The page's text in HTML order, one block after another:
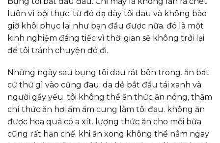
luôn vì bội thực. từ đó dạ dày tôi dau và không bào
giờ khôi phục lại như bạn đầu được nữa. đó là một
kinh nghiệm đáng tiếc vì thời gian sẽ không trởi lại
để tôi tránh chuyện đó đi.
Những ngày sau bụng tôi dau rát bên trong. ăn bất
cứ thứ gì vào cũng đau. da dẻ bắt đầu tái xanh và
người gầy yếu. tôi không thể ăn thức ăn nóng, thậm
chí thức ăn hơi ấm ấm cung làm tôi đau. không ăn
được hoa quả có a xít. lượng thức ăn cho mỗi bữa
cũng rất hạn chế. khi ăn xong không thể nằm ngay